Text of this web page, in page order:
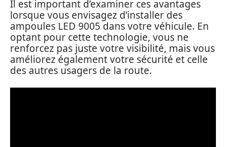
Il est important d’examiner ces avantages
lorsque vous envisagez d’installer des
ampoules LED 9005 dans votre véhicule. En
optant pour cette technologie, vous ne
renforcez pas juste votre visibilité, mais vous
améliorez également votre sécurité et celle
des autres usagers de la route.